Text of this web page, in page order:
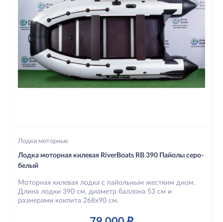
Лодки моторные
Лодка моторная килевая RiverBoats RB 390 Пайолы серо-
белый
Моторная килевая лодка с пайольным жестким дном.
Длина лодки 390 см, диаметр баллона 53 см и
размерами кокпита 268х90 см.